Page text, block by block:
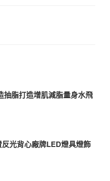
脂打造增肌減脂量身水飛
光背心廠牌LED燈具燈飾